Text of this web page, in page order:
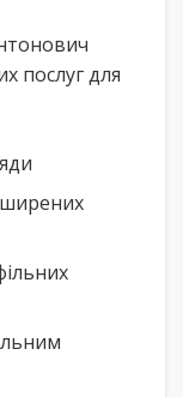
послуг для